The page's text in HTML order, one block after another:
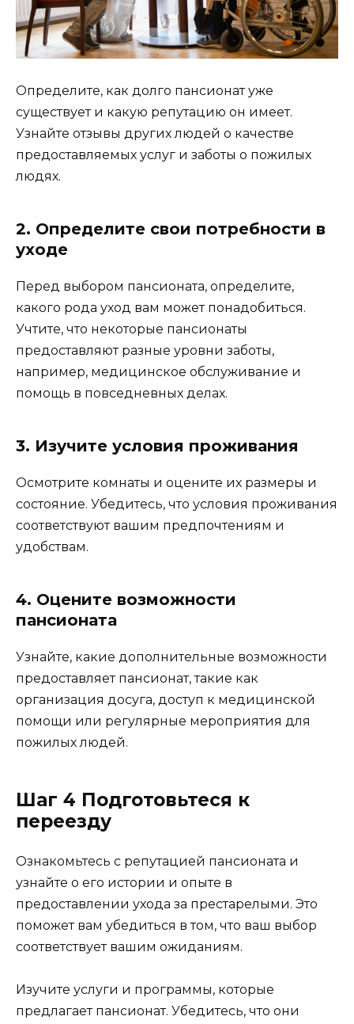
Определите, как долго пансионат уже
существует и какую репутацию он имеет.
Узнайте отзывы других людей о качестве
предоставляемых услуг и заботы о пожилых
людях.
2. Определите свои потребности в
уходе
Перед выбором пансионата, определите,
какого рода уход вам может понадобиться.
Учтите, что некоторые пансионаты
предоставляют разные уровни заботы,
например, медицинское обслуживание и
помощь в повседневных делах.
3. Изучите условия проживания
Осмотрите комнаты и оцените их размеры и
состояние. Убедитесь, что условия проживания
соответствуют вашим предпочтениям и
удобствам.
4. Оцените возможности
пансионата
Узнайте, какие дополнительные возможности
предоставляет пансионат, такие как
организация досуга, доступ к медицинской
помощи или регулярные мероприятия для
пожилых людей.
Шаг 4 Подготовьтеся к
переезду
Ознакомьтесь с репутацией пансионата и
узнайте о его истории и опыте в
предоставлении ухода за престарелыми. Это
поможет вам убедиться в том, что ваш выбор
соответствует вашим ожиданиям.
Изучите услуги и программы, которые
предлагает пансионат. Убедитесь, что они